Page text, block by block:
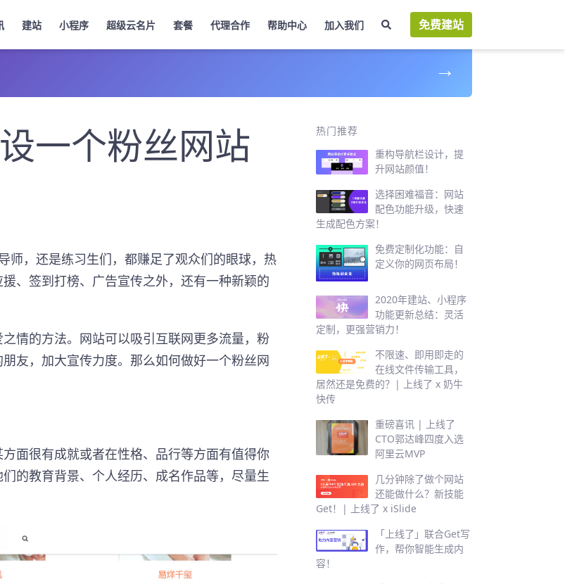
建站 小程序 超级云名片 套餐 代理合作 帮助中心 加入我们 免费建站
→
一个粉丝网站
师，还是练习生们，都赚足了观众们的眼球，热
、签到打榜、广告宣传之外，还有一种新颖的
情的方法。网站可以吸引互联网更多流量，粉
友，加大宣传力度。那么如何做好一个粉丝网
面很有成就或者在性格、品行等方面有值得你
的教育背景、个人经历、成名作品等，尽量生
热门推荐
重构导航栏设计，提
升网站颜值！
选择困难福音：网站
配色功能升级，快速
生成配色方案！
免费定制化功能：自
定义你的网页布局！
2020年建站、小程序
功能更新总结：灵活
定制，更强营销力！
不限速、即用即走的
在线文件传输工具，
居然还是免费的？| 上线了 x 奶牛
快传
重磅喜讯 | 上线了
CTO郭达峰四度入选
阿里云MVP
几分钟除了做个网站
还能做什么？新技能
Get！| 上线了 x iSlide
「上线了」联合Get写
作，帮你智能生成内
容！